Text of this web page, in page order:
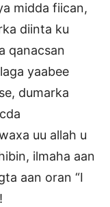
midda fiican,
diinta ku
qanacsan
yaabee
dumarka
uu allah u
ilmaha aan
aan oran “I